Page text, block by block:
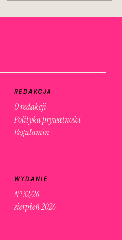
REDAKCJA
O redakcji
Polityka prywatności
Regulamin
WYDANIE
Nº 32/26
sierpień 2026